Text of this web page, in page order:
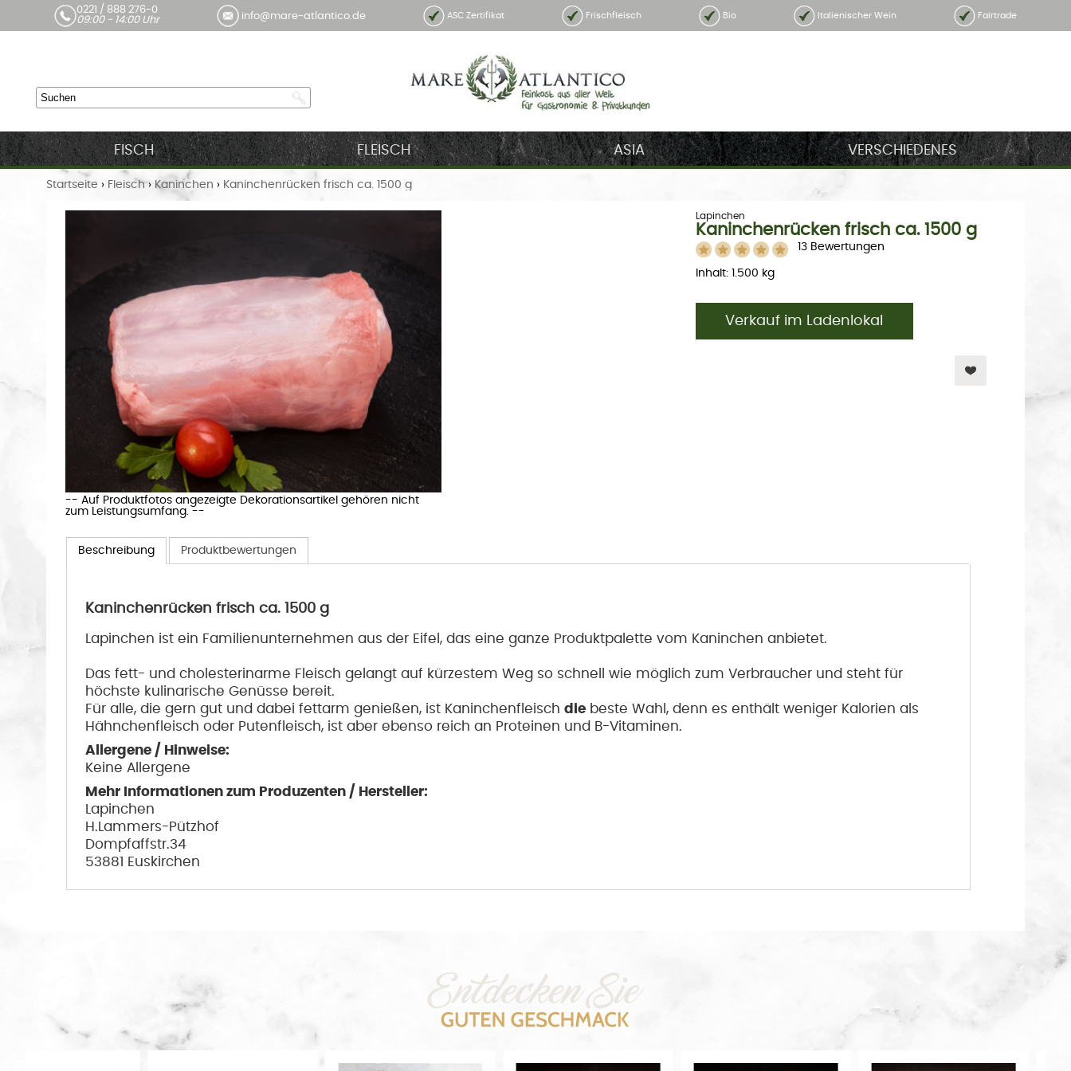
0221 / 888 276-0
09:00 - 14:00 Uhr
info@mare-atlantico.de ASC Zertifikat Frischfleisch Bio Italienischer Wein Fairtrade
FISCH FLEISCH ASIA VERSCHIEDENES
Startseite › Fleisch › Kaninchen › Kaninchenrücken frisch ca. 1500 g
-- Auf Produktfotos angezeigte Dekorationsartikel gehören nicht
zum Leistungsumfang. --
Lapinchen
Kaninchenrücken frisch ca. 1500 g
13 Bewertungen
Inhalt: 1.500 kg
Verkauf im Ladenlokal
Beschreibung Produktbewertungen
Kaninchenrücken frisch ca. 1500 g
Lapinchen ist ein Familienunternehmen aus der Eifel, das eine ganze Produktpalette vom Kaninchen anbietet.
Das fett- und cholesterinarme Fleisch gelangt auf kürzestem Weg so schnell wie möglich zum Verbraucher und steht für
höchste kulinarische Genüsse bereit.
Für alle, die gern gut und dabei fettarm genießen, ist Kaninchenfleisch diebeste Wahl, denn es enthält weniger Kalorien als
Hähnchenfleisch oder Putenfleisch, ist aber ebenso reich an Proteinen und B-Vitaminen.
Allergene / Hinweise:
Keine Allergene
Mehr Informationen zum Produzenten / Hersteller:
Lapinchen
H.Lammers-Pützhof
Dompfaffstr.34
53881 Euskirchen